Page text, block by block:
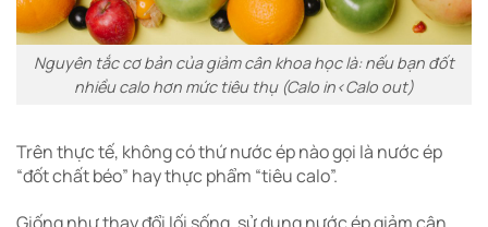
Nguyên tắc cơ bản của giảm cân khoa học là: nếu bạn đốt
nhiều calo hơn mức tiêu thụ (Calo in<Calo out)
Trên thực tế, không có thứ nước ép nào gọi là nước ép
“đốt chất béo” hay thực phẩm “tiêu calo”.